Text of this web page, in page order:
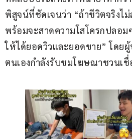
พิสูจน์ที่ชัดเจนว่า “ถ้าชีวิตจริงไ
พร้อมจะสาดความโสโครกปลอม
ให้ได้ยอดวิวและยอดขาย” โดยผู้
ตนเองกำลังรับชมโฆษณาชวนเ